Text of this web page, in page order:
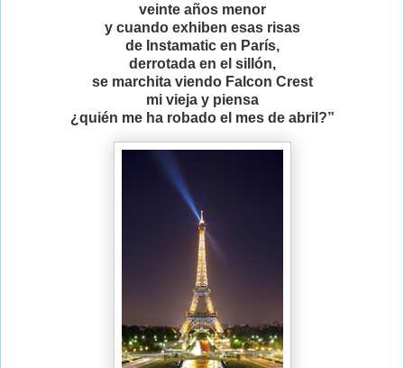
veinte años menor
y cuando exhiben esas risas
de Instamatic en París,
derrotada en el sillón,
se marchita viendo Falcon Crest
mi vieja y piensa
¿quién me ha robado el mes de abril?”